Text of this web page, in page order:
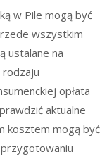
w Pile mogą być
wszystkim
ustalane na
rodzaju
opłata
aktualne
kosztem mogą być